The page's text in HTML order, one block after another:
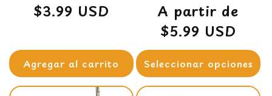
Precio
$3.99 USD
Agregar al carrito
Precio
habitual
A partir de
$5.99 USD
Seleccionar opciones